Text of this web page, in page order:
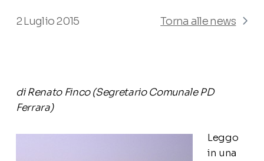
2 Luglio 2015 Torna alle news
di Renato Finco (Segretario Comunale PD
Ferrara)
Leggo
in una